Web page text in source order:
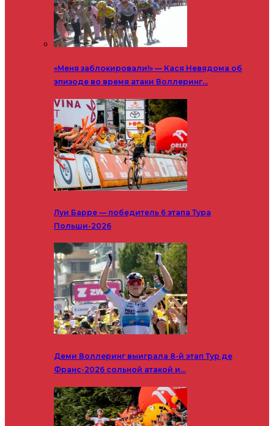
«Меня заблокировали!» — Кася Невядома об
эпизоде во время атаки Воллеринг…
Луи Барре — победитель 6 этапа Тура
Польши-2026
Деми Воллеринг выиграла 8-й этап Тур де
Франс-2026 сольной атакой и…